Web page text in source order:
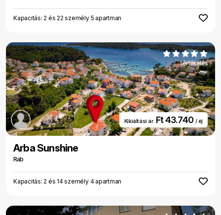
Kapacitás: 2 és 22 személy 5 apartman
1 értékelés
Kikiáltási ár Ft 43.740 / éj
Arba Sunshine
Rab
Kapacitás: 2 és 14 személy 4 apartman